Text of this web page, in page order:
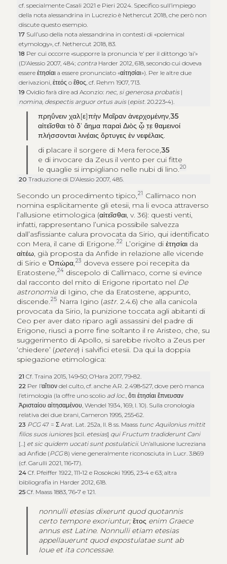
cf. specialmente Casali 2021 e Pieri 2024. Specifico sull’impiego
della nota alessandrina in Lucrezio è Nethercut 2018, che però non
discute questo esempio.
17 Sull’uso della nota alessandrina in contesti di «polemical
etymology», cf. Nethercut 2018, 83.
18 Per cui occorre «supporre la pronuncia ‘e’ per il dittongo ‘ai’»
(D’Alessio 2007, 484; contra Harder 2012, 618, secondo cui doveva
essereἐτησίαι a essere pronunciato «αἰτησίαι»). Per le altre due
derivazioni,ἐτεός oἔθος , cf. Rehm 1907, 713.
19Ovidio farà dire ad Aconzio: nec, si generosa probatis |
nomina, despectis arguor ortus auis (epist. 20.223‑4).
πρηΰνειν χαλ[ε]πὴν Μαῖραν ἀνερχομένην,35
αἰτεῖσθαι τὸ δ’ ἄημα παραὶ Διὸς ᾧ τ̣ε̣ θαμεινοί
πλήσσονται λινέαις ὄρτυγες ἐν νεφέλαις.
di placare il sorgere di Mera feroce,35
e di invocare da Zeus il vento per cui fitte
le quaglie si impigliano nelle nubi di lino.20
20Traduzione di D’Alessio 2007, 485.
Secondo un procedimento tipico,21 Callimaco non
nomina esplicitamente gli etesii, ma li evoca attraverso
l’allusione etimologica (αἰτεῖσθαι, v. 36): questi venti,
infatti, rappresentano l’unica possibile salvezza
dall’asfissiante calura provocata da Sirio, qui identificato
con Mera, il cane di Erigone.22 L’origine di ἐτησίαιda
αἰτέω, già proposta da Anfide in relazione alle vicende
di Sirio e Ὀπώρα,23 doveva essere poi recepita da
Eratostene,24discepolo di Callimaco, come si evince
dal racconto del mito di Erigone riportato nel De
astronomiadi Igino, che da Eratostene, appunto,
discende.25 Narra Igino (astr. 2.4.6) che alla canicola
provocata da Sirio, la punizione toccata agli abitanti di
Ceo per aver dato riparo agli assassini del padre di
Erigone, riuscì a porre fine soltanto il re Aristeo, che, su
suggerimento di Apollo, si sarebbe rivolto a Zeus per
‘chiedere’ (petere) i salvifici etesii. Da qui la doppia
spiegazione etimologica:
21Cf. Traina 2015, 149‑50; O’Hara 2017, 79‑82.
22 Per l’αἴτιον del culto, cf. anche A.R. 2.498‑527, dove però manca
l’etimologia (la offre uno scolio ad loc. ,ὅτι ἐτησίαι ἔπνευσαν
Ἀρισταίου αἰτησαμένου , Wendel 1934, 169, l. 10). Sulla cronologia
relativa dei due brani, Cameron 1995, 255‑62.
23 PCG47 =Σ Arat. Lat. 252a, ll. 8 ss. Maass tunc Aquilonius mittit
filios suos iuniores[scil. etesias] qui Fructum tradiderunt Cani
[…] et sic quidem uocati sunt postulaticii. Un’allusione lucreziana
ad Anfide (PCG8) viene generalmente riconosciuta in Lucr. 3.869
(cf. Garulli 2021, 116‑17).
24Cf. Pfeiffer 1922, 111‑12 e Rosokoki 1995, 23‑4 e 63; altra
bibliografia in Harder 2012, 618.
25Cf. Maass 1883, 76‑7 e 121.
nonnulli etesias dixerunt quod quotannis
certo tempore exoriuntur; ἔτος enim Graece
annus est Latine. Nonnulli etiam etesias
appellauerunt quod expostulatae sunt ab
Ioue et ita concessae.